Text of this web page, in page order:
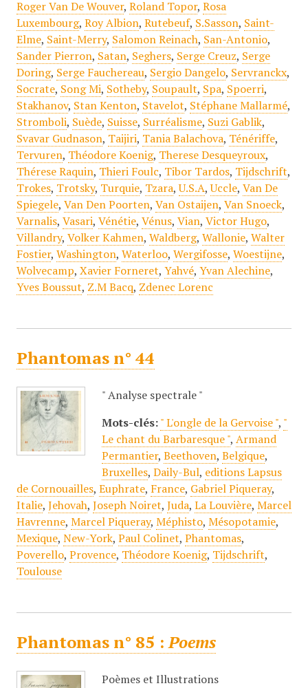
Roger Van De Wouver, Roland Topor, Rosa
Luxembourg, Roy Albion, Rutebeuf, S.Sasson, Saint-
Elme, Saint-Merry, Salomon Reinach, San-Antonio,
Sander Pierron, Satan, Seghers, Serge Creuz, Serge
Doring, Serge Fauchereau, Sergio Dangelo, Servranckx,
Socrate, Song Mi, Sotheby, Soupault, Spa, Spoerri,
Stakhanov, Stan Kenton, Stavelot, Stéphane Mallarmé,
Stromboli, Suède, Suisse, Surréalisme, Suzi Gablik,
Svavar Gudnason, Taijiri, Tania Balachova, Ténériffe,
Tervuren, Théodore Koenig, Therese Desqueyroux,
Thérese Raquin, Thieri Foulc, Tibor Tardos, Tijdschrift,
Trokes, Trotsky, Turquie, Tzara,U.S.A,Uccle, Van De
Spiegele, Van Den Poorten, Van Ostaijen, Van Snoeck,
Varnalis, Vasari, Vénétie, Vénus, Vian, Victor Hugo,
Villandry, Volker Kahmen, Waldberg, Wallonie, Walter
Fostier, Washington, Waterloo, Wergifosse, Woestijne,
Wolvecamp, Xavier Forneret, Yahvé, Yvan Alechine,
Yves Boussut, Z.M Bacq, Zdenec Lorenc
Phantomas n° 44
" Analyse spectrale "
Mots-clés: " L'ongle de la Gervoise ", "
Le chant du Barbaresque ", Armand
Permantier, Beethoven, Belgique,
Bruxelles, Daily-Bul, editions Lapsus
de Cornouailles, Euphrate, France, Gabriel Piqueray,
Italie, Jehovah, Joseph Noiret, Juda, La Louvière, Marcel
Havrenne, Marcel Piqueray, Méphisto, Mésopotamie,
Mexique, New-York, Paul Colinet, Phantomas,
Poverello, Provence, Théodore Koenig, Tijdschrift,
Toulouse
Phantomas n° 85 :Poems
Poèmes et Illustrations